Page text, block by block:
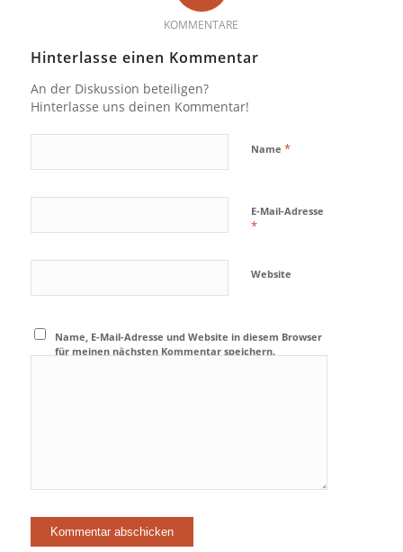
KOMMENTARE
Hinterlasse einen Kommentar
An der Diskussion beteiligen?
Hinterlasse uns deinen Kommentar!
Name *
E-Mail-Adresse
*
Website
Name, E-Mail-Adresse und Website in diesem Browser
für meinen nächsten Kommentar speichern.